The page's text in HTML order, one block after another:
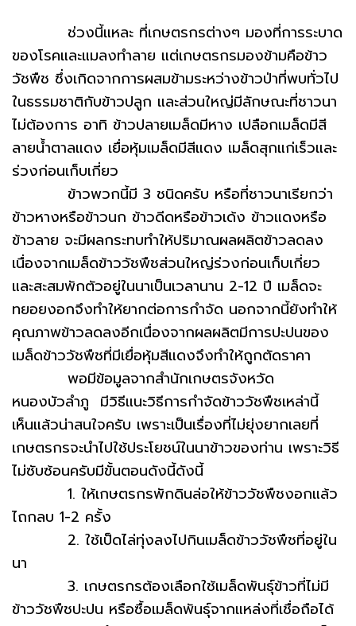
ช่วงนี้แหละ ที่เกษตรกรต่างๆ มองที่การระบาด
ของโรคและแมลงทำลาย แต่เกษตรกรมองข้ามคือข้าว
วัชพืช ซึ่งเกิดจากการผสมข้ามระหว่างข้าวป่าที่พบทั่วไป
ในธรรมชาติกับข้าวปลูก และส่วนใหญ่มีลักษณะที่ชาวนา
ไม่ต้องการ อาทิ ข้าวปลายเมล็ดมีหาง เปลือกเมล็ดมีสี
ลายน้ำตาลแดง เยื่อหุ้มเมล็ดมีสีแดง เมล็ดสุกแก่เร็วและ
ร่วงก่อนเก็บเกี่ยว
ข้าวพวกนี้มี 3 ชนิดครับ หรือที่ชาวนาเรียกว่า
ข้าวหางหรือข้าวนก ข้าวดีดหรือข้าวเด้ง ข้าวแดงหรือ
ข้าวลาย จะมีผลกระทบทำให้ปริมาณผลผลิตข้าวลดลง
เนื่องจากเมล็ดข้าววัชพืชส่วนใหญ่ร่วงก่อนเก็บเกี่ยว
และสะสมพักตัวอยู่ในนาเป็นเวลานาน 2-12 ปี เมล็ดจะ
ทยอยงอกจึงทำให้ยากต่อการกำจัด นอกจากนี้ยังทำให้
คุณภาพข้าวลดลงอีกเนื่องจากผลผลิตมีการปะปนของ
เมล็ดข้าววัชพืชที่มีเยื่อหุ้มสีแดงจึงทำให้ถูกตัดราคา
พอมีข้อมูลจากสำนักเกษตรจังหวัด
หนองบัวลำภู มีวิธีแนะวิธีการกำจัดข้าววัชพืชเหล่านี้
เห็นแล้วน่าสนใจครับ เพราะเป็นเรื่องที่ไม่ยุ่งยากเลยที่
เกษตรกรจะนำไปใช้ประโยชน์ในนาข้าวของท่าน เพราะวิธี
ไม่ซับซ้อนครับมีขั้นตอนดังนี้ดังนี้
1. ให้เกษตรกรพักดินล่อให้ข้าววัชพืชงอกแล้ว
ไถกลบ 1-2 ครั้ง
2. ใช้เป็ดไล่ทุ่งลงไปกินเมล็ดข้าววัชพืชที่อยู่ใน
นา
3. เกษตรกรต้องเลือกใช้เมล็ดพันธุ์ข้าวที่ไม่มี
ข้าววัชพืชปะปน หรือซื้อเมล็ดพันธุ์จากแหล่งที่เชื่อถือได้